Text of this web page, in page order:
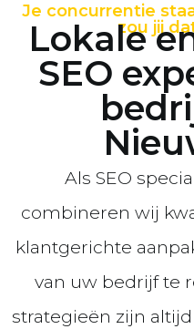
Je concurrentie
zou jij
Lokale
SEO
Als SEO
combineren wij
klantgerichte
van uw bedrijf te
strategieën zijn